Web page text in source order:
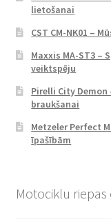
lietošanai
CST CM-NK01 –
Maxxis MA-ST3
veiktspēju
Pirelli City
braukšanai
Metzeler Perfect
īpašībām
Motociklu